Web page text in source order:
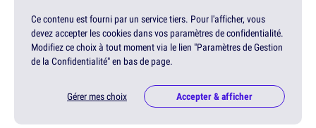
Ce contenu est fourni par un service tiers. Pour l'afficher, vous
devez accepter les cookies dans vos paramètres de confidentialité.
Modifiez ce choix à tout moment via le lien "Paramètres de Gestion
de la Confidentialité" en bas de page.
Gérer mes choix Accepter & afficher